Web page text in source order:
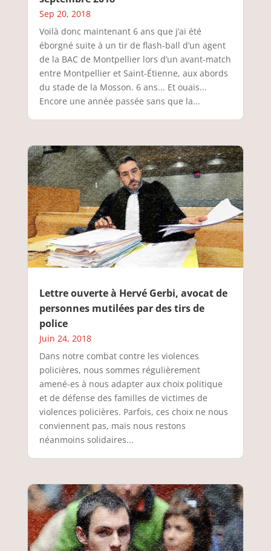
Sep 20, 2018
Voilà donc maintenant 6 ans que j’ai été
éborgné suite à un tir de flash-ball d’un agent
de la BAC de Montpellier lors d’un avant-match
entre Montpellier et Saint-Étienne, aux abords
du stade de la Mosson. 6 ans... Et ouais...
Encore une année passée sans que la...
Lettre ouverte à Hervé Gerbi, avocat de
personnes mutilées par des tirs de
police
Juin 24, 2018
Dans notre combat contre les violences
policières, nous sommes régulièrement
amené-es à nous adapter aux choix politique
et de défense des familles de victimes de
violences policières. Parfois, ces choix ne nous
conviennent pas, mais nous restons
néanmoins solidaires...